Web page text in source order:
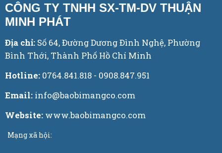
CÔNG TY TNHH SX-TM-DV THUẬN
MINH PHÁT
Địa chỉ: Số 64, Đường Dương Đình Nghệ, Phường
Bình Thới, Thành Phố Hồ Chí Minh
Hotline: 0764.841.818 - 0908.847.951
Email: info@baobimangco.com
Website: www.baobimangco.com
Mạng xã hội: